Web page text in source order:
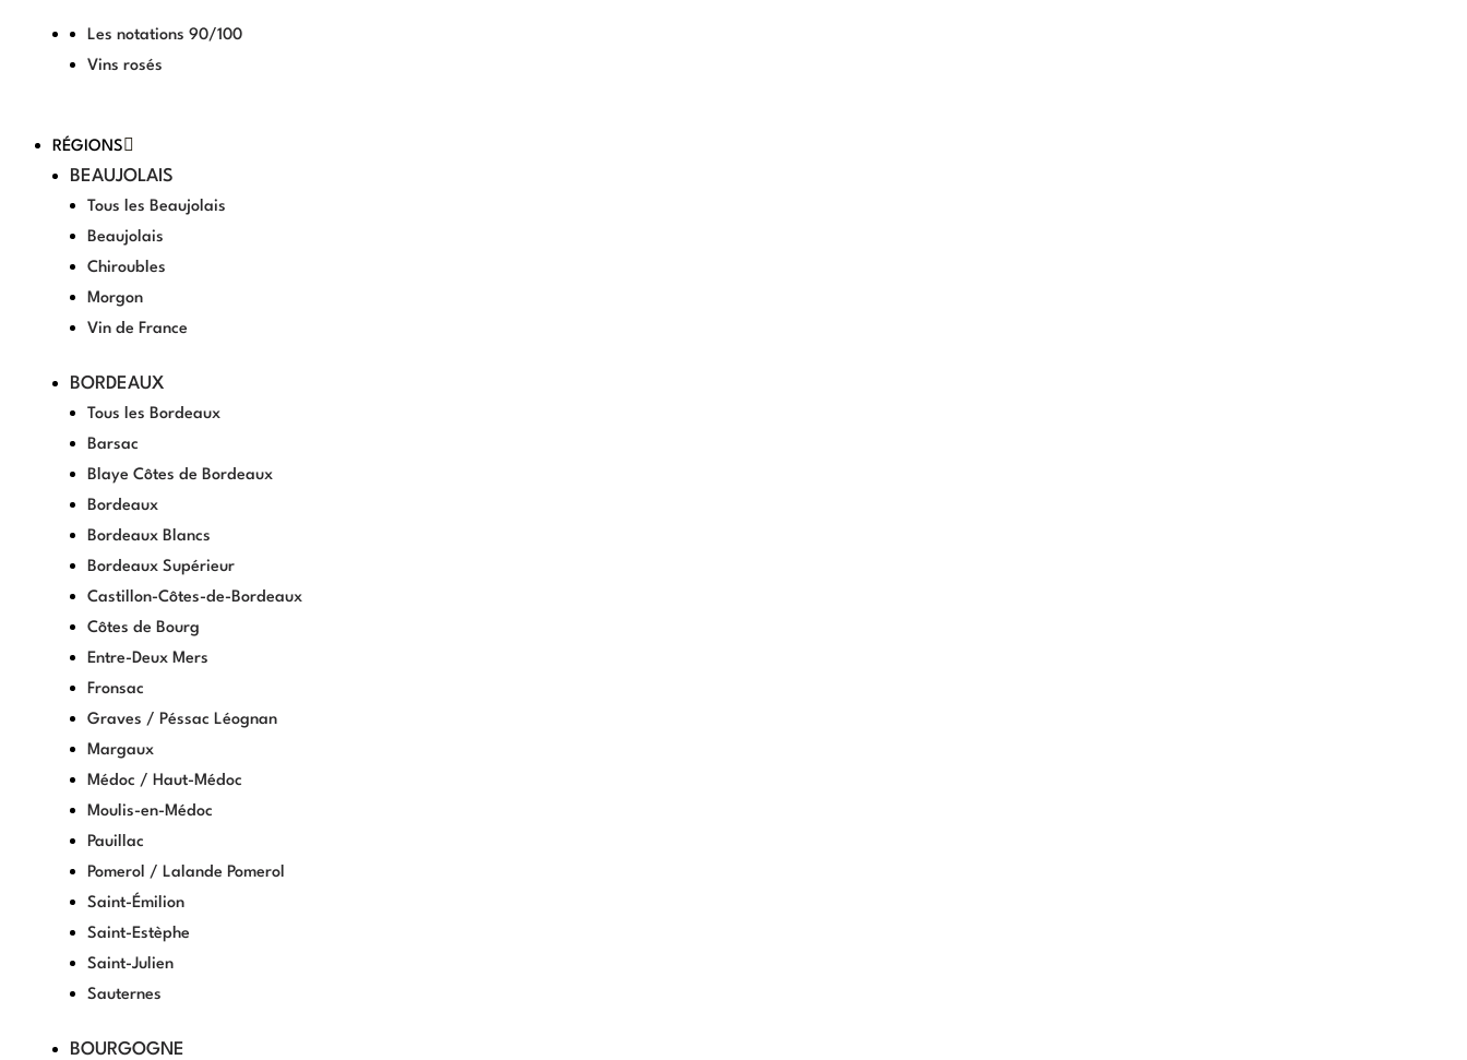
Les notations 90/100
Vins rosés
RÉGIONS
BEAUJOLAIS
Tous les Beaujolais
Beaujolais
Chiroubles
Morgon
Vin de France
BORDEAUX
Tous les Bordeaux
Barsac
Blaye Côtes de Bordeaux
Bordeaux
Bordeaux Blancs
Bordeaux Supérieur
Castillon-Côtes-de-Bordeaux
Côtes de Bourg
Entre-Deux Mers
Fronsac
Graves / Péssac Léognan
Margaux
Médoc / Haut-Médoc
Moulis-en-Médoc
Pauillac
Pomerol / Lalande Pomerol
Saint-Émilion
Saint-Estèphe
Saint-Julien
Sauternes
BOURGOGNE